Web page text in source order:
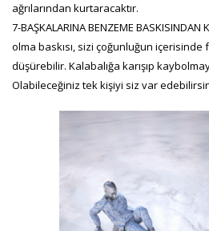
ağrılarından kurtaracaktır.
7-BAŞKALARINA BENZEME
olma baskısı, sizi çoğunluğun
düşürebilir. Kalabalığa karışıp
Olabileceğiniz tek kişiyi siz var